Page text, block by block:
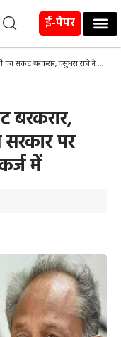
ई-पेपर
राजे ने साधा गहलोत सरकार पर निशाना, कहा डिस्कॉम डूबा कर्ज में
बरकरार,
पर
में